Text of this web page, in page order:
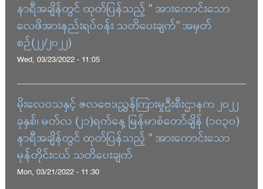
နာရီအချိန်တွင် ထုတ်ပြန်သည့် " အားကောင်းသော
လေဖိအားနည်းရပ်ဝန်း သတိပေးချက်” အမှတ်
စဉ်(၂၂/၂၀၂၂)
Wed, 03/23/2022 - 11:05
မိုးလေဝသနှင့် ဇလဗေဒညွှန်ကြားမှုဦးစီးဌာနက ၂၀၂၂
ခုနှစ်၊ မတ်လ (၂၁)ရက်နေ့ မြန်မာစံတော်ချိန် (၁၀၃၀)
နာရီအချိန်တွင် ထုတ်ပြန်သည့် " အားကောင်းသော
မုန်တိုင်းငယ် သတိပေးချက်
Mon, 03/21/2022 - 11:30